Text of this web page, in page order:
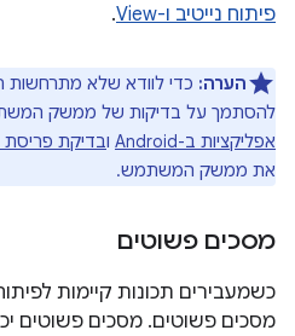
פיתוח נייטיב ו-View
.
הערה: כדי לוודא שלא מתרחשות
להסתמך על בדיקות של ממשק
אפליקציות ב-Android
ובדיקת פריסת
את ממשק המשתמש.
מסכים פשוטים
כשמעבירים תכונות קיימות
מסכים פשוטים. מסכים פשוטים